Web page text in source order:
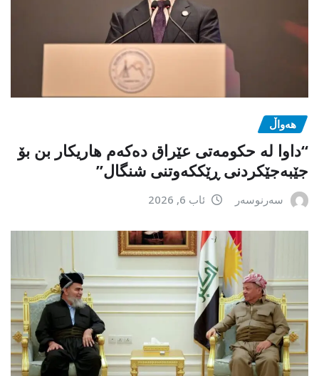
هەواڵ
“داوا لە حكومەتی عێراق دەكەم هاریكار بن بۆ
جێبەجێكردنی ڕێككەوتنی شنگال”
سەرنوسەر ئاب 6, 2026